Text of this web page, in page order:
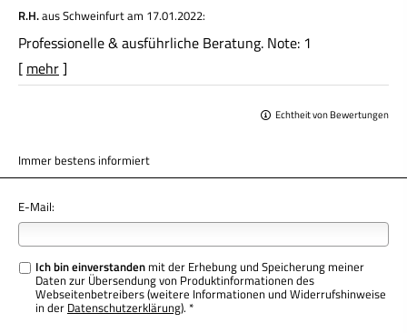
R.H.aus Schweinfurtam 17.01.2022:
Professionelle & ausführliche Beratung. Note: 1
[ mehr]
Echtheit von Bewertungen
Immer bestens informiert
E-Mail:
Ich bin einverstanden mit der Erhebung und Speicherung meiner
Daten zur Übersendung von Produktinformationen des
Webseitenbetreibers (weitere Informationen und Widerrufshinweise
in der Datenschutzerklärung). *